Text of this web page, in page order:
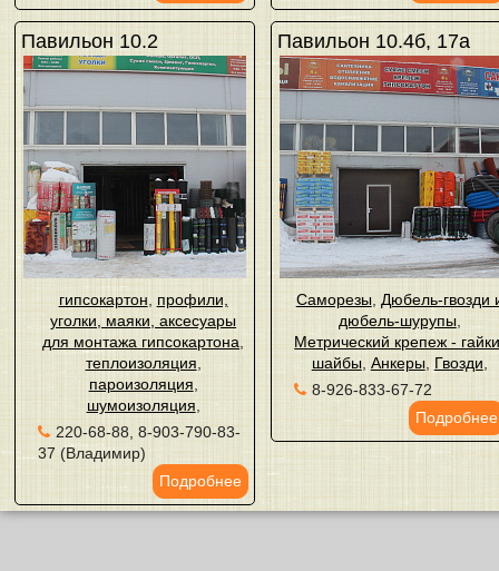
Павильон 10.2
гипсокартон
профили,
уголки, маяки, аксесуары
для монтажа гипсокартона
теплоизоляция
пароизоляция
шумоизоляция
220-68-88, 8-903-790-83-
37 (Владимир)
Подробнее
Павильон 10.4б, 17а
Саморезы, Дюбель-гвозди
дюбель-шурупы,
Метрический крепеж -
шайбы, Анкеры, Гвозди
8-926-833-67-72
Подробнее